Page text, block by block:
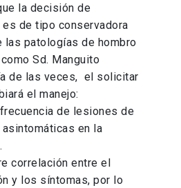
la decisión de
de tipo conservadora
las patologías de hombro
Sd. Manguito
de las veces, el solicitar
el manejo:
de lesiones de
en la
correlación entre el
y los síntomas, por lo